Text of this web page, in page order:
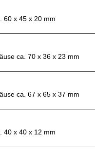
60 x 45 x 20 mm
ca. 70 x 36 x 23 mm
ca. 67 x 65 x 37 mm
40 x 40 x 12 mm